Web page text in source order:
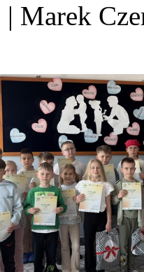
| Marek